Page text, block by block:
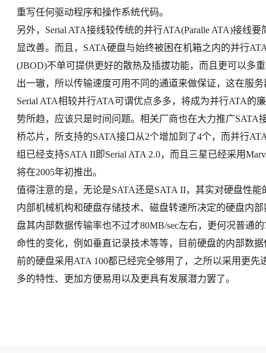
重写任何驱动程序和操作系统代码。
另外，Serial ATA接线较传统的并行ATA(Paralle ATA)接线
显改善。而且，SATA硬盘与始终被困在机箱之内的并行
(JBOD)不单可提供更好的散热及插拔功能，而且更可以多
出一辙，所以传输速度可用不同的通道来做保证，这在服
Serial ATA相较并行ATA可谓优点多多，将成为并行ATA的
势所趋，应该只是时间问题。相关厂商也在大力推广SATA
桥芯片，所支持的SATA接口从2个增加到了4个，而并行
组已经支持SATA II即Serial ATA 2.0，而且三星已经采用
将在2005年初推出。
值得注意的是，无论是SATA还是SATA II，其实对硬盘性
内部机械机构和硬盘存储技术、磁盘转速所决定的硬盘内
盘其内部数据传输率也不过才80MB/sec左右，更何况普通
命性的变化，例如垂直记录技术等等，目前硬盘的内部数
前的硬盘采用ATA 100都已经完全够用了，之所以采用更
多的特性、更加方便易用以及更具有发展潜力罢了。